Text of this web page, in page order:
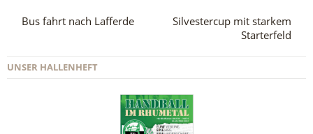
Bus fahrt nach Lafferde
Silvestercup mit starkem
Starterfeld
UNSER HALLENHEFT